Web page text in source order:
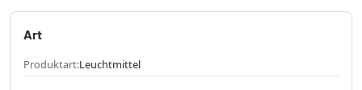
Art
Produktart:Leuchtmittel